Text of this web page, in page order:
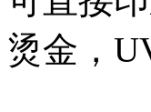
烫金，